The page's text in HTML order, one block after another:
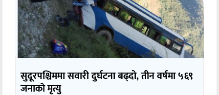
सुदूरपश्चिममा सवारी दुर्घटना बढ्दो, तीन वर्षमा ५६९
जनाको मृत्यु